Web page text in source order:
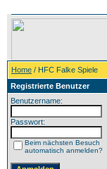
Home / HFC Falke Spiele
Registrierte Benutzer
Benutzername:
Passwort:
Beim nächsten Besuch
automatisch anmelden?